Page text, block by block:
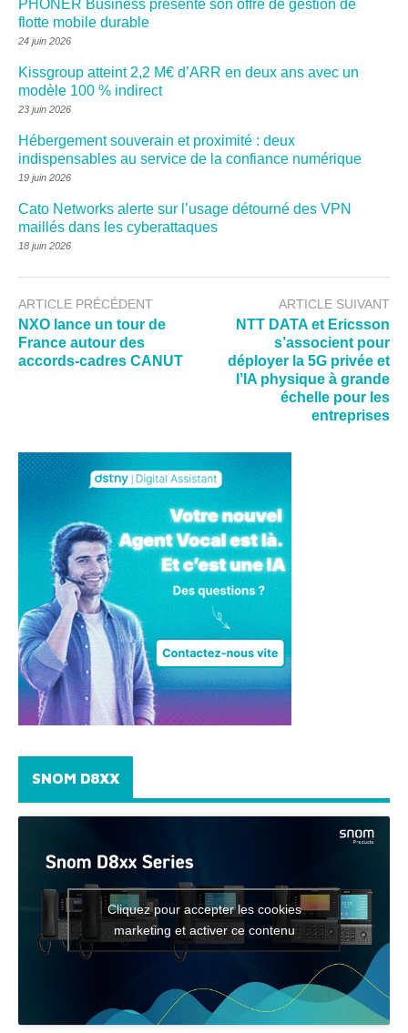
PHONER Business présente son offre de gestion de
flotte mobile durable
24 juin 2026
Kissgroup atteint 2,2 M€ d’ARR en deux ans avec un
modèle 100 % indirect
23 juin 2026
Hébergement souverain et proximité : deux
indispensables au service de la confiance numérique
19 juin 2026
Cato Networks alerte sur l’usage détourné des VPN
maillés dans les cyberattaques
18 juin 2026
ARTICLE PRÉCÉDENT
NXO lance un tour de
France autour des
accords-cadres CANUT
ARTICLE SUIVANT
NTT DATA et Ericsson
s’associent pour
déployer la 5G privée et
l’IA physique à grande
échelle pour les
entreprises
SNOM D8XX
Cliquez pour accepter les cookies
marketing et activer ce contenu